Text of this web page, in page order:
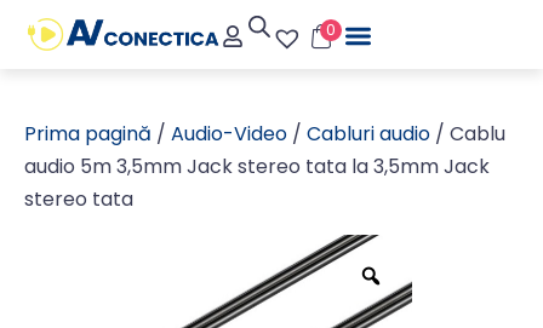
0
Prima pagină / Audio-Video / Cabluri audio / Cablu
audio 5m 3,5mm Jack stereo tata la 3,5mm Jack
stereo tata